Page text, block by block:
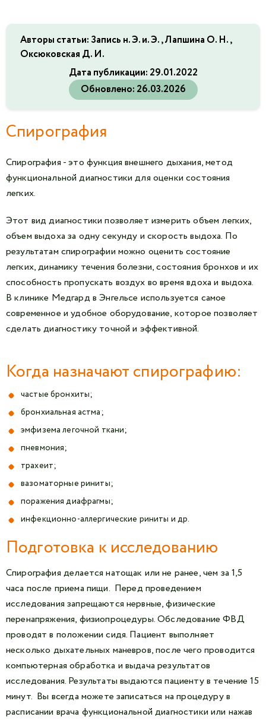
Авторы статьи: Запись н. Э. и. Э., Лапшина О. Н.,
Оксюковская Д. И.
Дата публикации: 29.01.2022
Обновлено: 26.03.2026
Спирография
Спирография - это функция внешнего дыхания, метод
функциональной диагностики для оценки состояния
легких.
Этот вид диагностики позволяет измерить объем легких,
объем выдоха за одну секунду и скорость выдоха. По
результатам спирографии можно оценить состояние
легких, динамику течения болезни, состояния бронхов и их
способность пропускать воздух во время вдоха и выдоха.
В клинике Медгард в Энгельсе используется самое
современное и удобное оборудование, которое позволяет
сделать диагностику точной и эффективной.
Когда назначают спирографию:
частые бронхиты;
бронхиальная астма;
эмфизема легочной ткани;
пневмония;
трахеит;
вазоматорные риниты;
поражения диафрагмы;
инфекционно-аллергические риниты и др.
Подготовка к исследованию
Спирография делается натощак или не ранее, чем за 1,5
часа после приема пищи. Перед проведением
исследования запрещаются нервные, физические
перенапряжения, физиопроцедуры. Обследование ФВД
проводят в положении сидя. Пациент выполняет
несколько дыхательных маневров, после чего проводится
компьютерная обработка и выдача результатов
исследования. Результаты выдаются пациенту в течение 15
минут. Вы всегда можете записаться на процедуру в
расписании врача функциональной диагностики или нажав